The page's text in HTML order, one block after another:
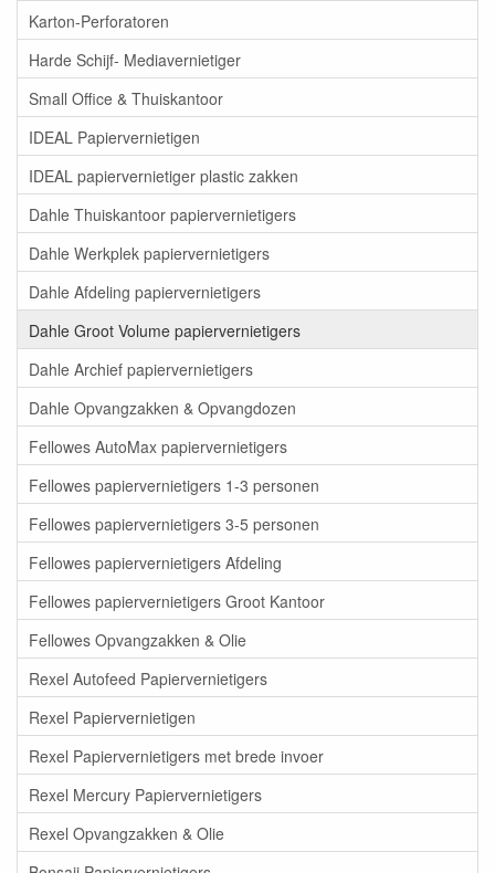
Karton-Perforatoren
Harde Schijf- Mediavernietiger
Small Office & Thuiskantoor
IDEAL Papiervernietigen
IDEAL papiervernietiger plastic zakken
Dahle Thuiskantoor papiervernietigers
Dahle Werkplek papiervernietigers
Dahle Afdeling papiervernietigers
Dahle Groot Volume papiervernietigers
Dahle Archief papiervernietigers
Dahle Opvangzakken & Opvangdozen
Fellowes AutoMax papiervernietigers
Fellowes papiervernietigers 1-3 personen
Fellowes papiervernietigers 3-5 personen
Fellowes papiervernietigers Afdeling
Fellowes papiervernietigers Groot Kantoor
Fellowes Opvangzakken & Olie
Rexel Autofeed Papiervernietigers
Rexel Papiervernietigen
Rexel Papiervernietigers met brede invoer
Rexel Mercury Papiervernietigers
Rexel Opvangzakken & Olie